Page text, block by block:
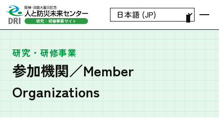
研究・研修事業
参加機関／Member
Organizations